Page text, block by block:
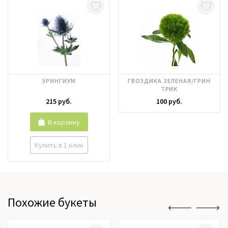
ЭРИНГИУМ
215 руб.
Купить в 1 клик
В корзину
ГВОЗДИКА ЗЕЛЕНАЯ/ГРИН
ТРИК
100 руб.
Похожие букеты